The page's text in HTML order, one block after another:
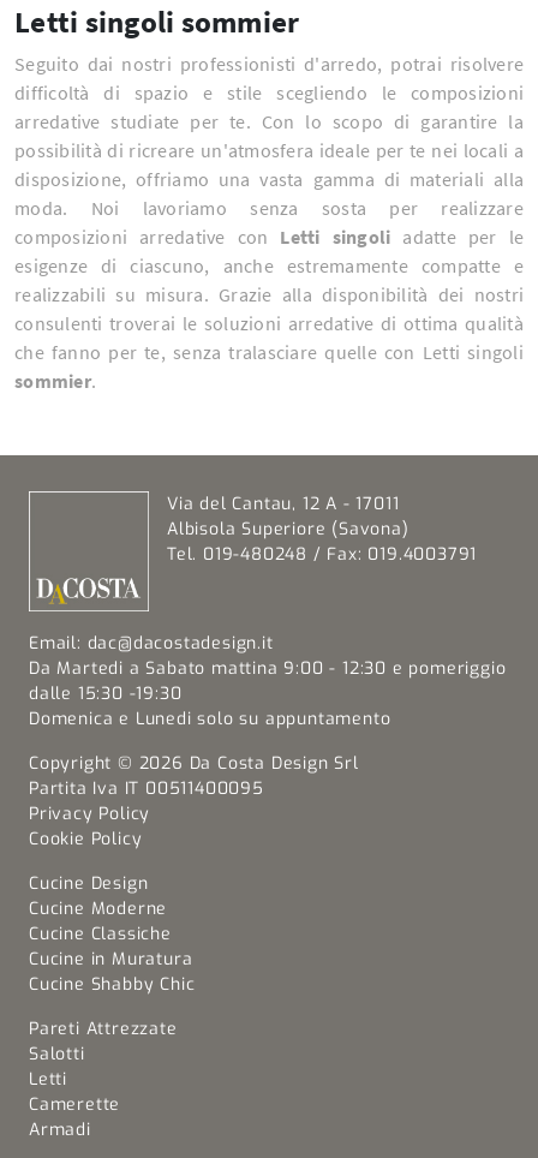
Letti singoli sommier
Seguito dai nostri professionisti d'arredo, potrai risolvere
difficoltà di spazio e stile scegliendo le composizioni
arredative studiate per te. Con lo scopo di garantire la
possibilità di ricreare un'atmosfera ideale per te nei locali a
disposizione, offriamo una vasta gamma di materiali alla
moda. Noi lavoriamo senza sosta per realizzare
composizioni arredative con Letti singoli adatte per le
esigenze di ciascuno, anche estremamente compatte e
realizzabili su misura. Grazie alla disponibilità dei nostri
consulenti troverai le soluzioni arredative di ottima qualità
che fanno per te, senza tralasciare quelle con Letti singoli
sommier.
Via del Cantau, 12 A - 17011
Albisola Superiore (Savona)
Tel. 019-480248 / Fax: 019.4003791
Email: dac@dacostadesign.it
Da Martedi a Sabato mattina 9:00 - 12:30 e pomeriggio
dalle 15:30 -19:30
Domenica e Lunedi solo su appuntamento
Copyright © 2026 Da Costa Design Srl
Partita Iva IT 00511400095
Privacy Policy
Cookie Policy
Cucine Design
Cucine Moderne
Cucine Classiche
Cucine in Muratura
Cucine Shabby Chic
Pareti Attrezzate
Salotti
Letti
Camerette
Armadi